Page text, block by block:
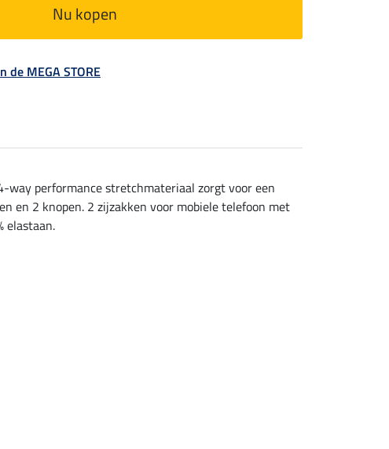
Nu kopen
de MEGA STORE
way performance stretchmateriaal zorgt voor een
en 2 knopen. 2 zijzakken voor mobiele telefoon met
elastaan.